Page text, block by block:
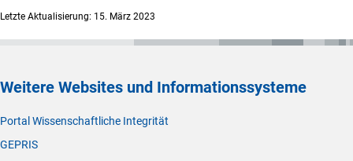
Letzte Aktualisierung: 15. März 2023
Weitere Websites und Informationssysteme
Portal Wissenschaftliche Integrität
GEPRIS